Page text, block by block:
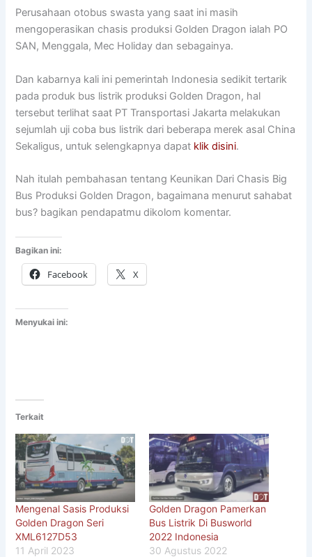
Perusahaan otobus swasta yang saat ini masih
mengoperasikan chasis produksi Golden Dragon ialah PO
SAN, Menggala, Mec Holiday dan sebagainya.
Dan kabarnya kali ini pemerintah Indonesia sedikit tertarik
pada produk bus listrik produksi Golden Dragon, hal
tersebut terlihat saat PT Transportasi Jakarta melakukan
sejumlah uji coba bus listrik dari beberapa merek asal China
Sekaligus, untuk selengkapnya dapat klik disini.
Nah itulah pembahasan tentang Keunikan Dari Chasis Big
Bus Produksi Golden Dragon, bagaimana menurut sahabat
bus? bagikan pendapatmu dikolom komentar.
Bagikan ini:
Facebook X
Menyukai ini:
Terkait
Mengenal Sasis Produksi
Golden Dragon Seri
XML6127D53
11 April 2023
Golden Dragon Pamerkan
Bus Listrik Di Busworld
2022 Indonesia
30 Agustus 2022